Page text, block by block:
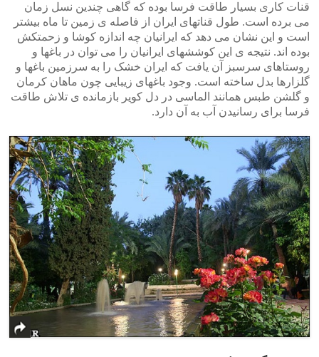
قنات کاری بسیار طاقت فرسا بوده که گاهی چندین نسل زمان
می برده است. طول قناتهای ایران از فاصله ی زمین تا ماه بیشتر
است و این نشان می دهد که ایرانیان چه اندازه کوشا و زحمتکش
بوده اند. نتیجه ی این کوششهای ایرانیان را می توان در باغها و
روستاهای سرسبز آن یافت که ایران خشک را به سرزمین باغها و
گلزارها بدل ساخته است. وجود باغهای زیبایی چون ماهان کرمان
و گلشن طبس همانند الماسی در دل کویر بازمانده ی تلاش طاقت
فرسا برای رسانیدن آب به آن دارد.